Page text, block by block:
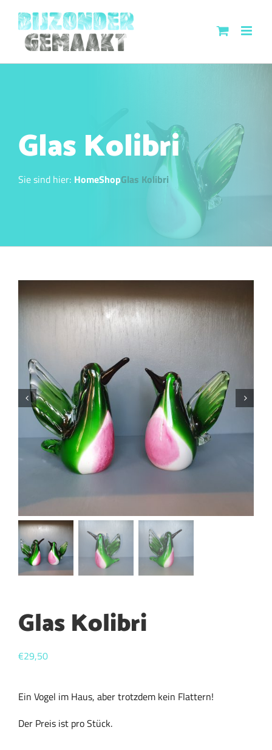
content
Glas Kolibri
Sie sind hier: HomeShopGlas Kolibri
Glas Kolibri
€29,50
Ein Vogel im Haus, aber trotzdem kein Flattern!
Der Preis ist pro Stück.